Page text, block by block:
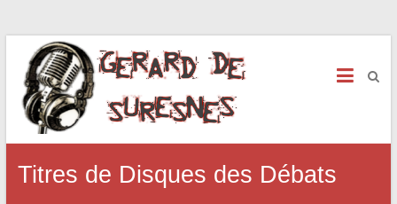
Titres de Disques des Débats